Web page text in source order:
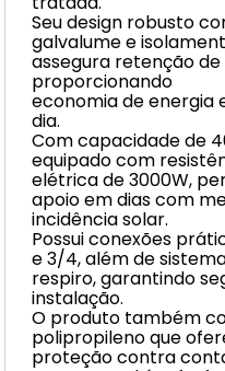
Seu design robusto
galvalume e
assegura retenção
proporcionando
economia de energia
dia.
Com capacidade de
equipado com
elétrica de 3000W,
apoio em dias com
incidência solar.
Possui conexões
e 3/4, além de
respiro, garantindo
instalação.
O produto também
polipropileno que
proteção contra